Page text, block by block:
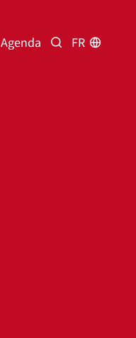
Agenda Rechercher
FR